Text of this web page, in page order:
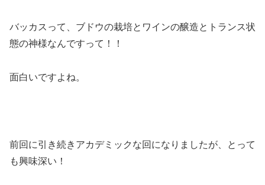
バッカスって、ブドウの栽培とワインの醸造とトランス状
態の神様なんですって！！
面白いですよね。
前回に引き続きアカデミックな回になりましたが、とって
も興味深い！